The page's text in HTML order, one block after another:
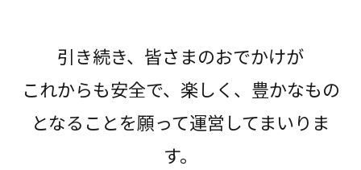
引き続き、皆さまのおでかけが
これからも安全で、楽しく、豊かなもの
となることを願って運営してまいりま
す。